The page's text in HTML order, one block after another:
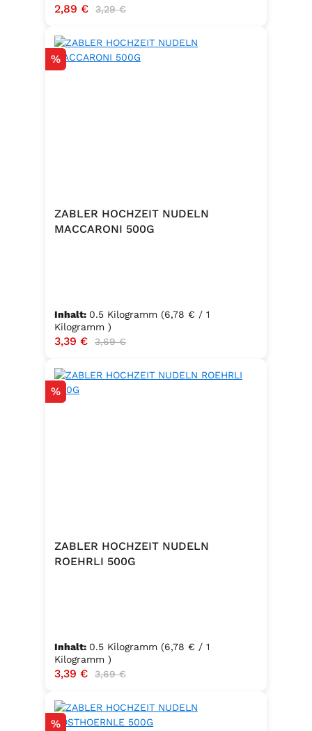
Verkaufspreis:
2,89 € Regulärer Preis:
3,29 €
Rabatt
%
ZABLER HOCHZEIT NUDELN
MACCARONI 500G
Inhalt: 0.5 Kilogramm (6,78 € / 1
Kilogramm )
Verkaufspreis:
3,39 € Regulärer Preis:
3,69 €
Rabatt
%
ZABLER HOCHZEIT NUDELN
ROEHRLI 500G
Inhalt: 0.5 Kilogramm (6,78 € / 1
Kilogramm )
Verkaufspreis:
3,39 € Regulärer Preis:
3,69 €
Rabatt
%